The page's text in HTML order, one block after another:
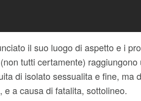
il suo luogo di aspetto e i
tutti certamente)
di isolato sessualita e fine,
e a causa di fatalita, sottolineo.